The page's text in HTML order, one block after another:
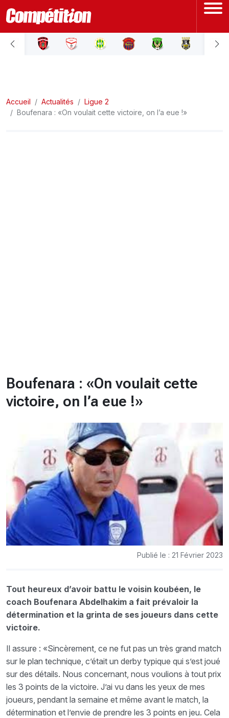
ACCUEIL
LIGUE 2
Accueil Actualités
Ligue 2
Boufenara : «On voulait cette victoire, on l’a eue !»
Boufenara : «On voulait cette
victoire, on l’a eue !»
Publié le : 21 Février 2023
Tout heureux d’avoir battu le voisin koubéen, le
coach Boufenara Abdelhakim a fait prévaloir la
détermination et la grinta de ses joueurs dans cette
victoire.
Il assure : «Sincèrement, ce ne fut pas un très grand match
sur le plan technique, c’était un derby typique qui s’est joué
sur des détails. Nous concernant, nous voulions à tout prix
les 3 points de la victoire. J’ai vu dans les yeux de mes
joueurs, pendant la semaine et même avant le match, la
détermination et l’envie de prendre les 3 points en jeu. Cela